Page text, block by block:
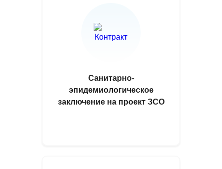
Санитарно-
эпидемиологическое
заключение на проект ЗСО